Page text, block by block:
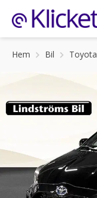
Hem Bil Toyota